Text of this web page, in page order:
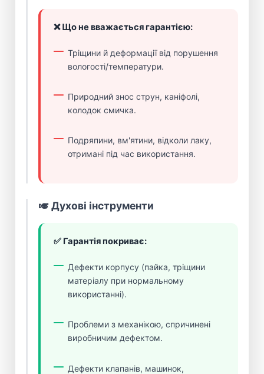
❌ Що не вважається гарантією:
Тріщини й деформації від порушення
вологості/температури.
Природний знос струн, каніфолі,
колодок смичка.
Подряпини, вм'ятини, відколи лаку,
отримані під час використання.
🎺 Духові інструменти
✅ Гарантія покриває:
Дефекти корпусу (пайка, тріщини
матеріалу при нормальному
використанні).
Проблеми з механікою, спричинені
виробничим дефектом.
Дефекти клапанів, машинок,